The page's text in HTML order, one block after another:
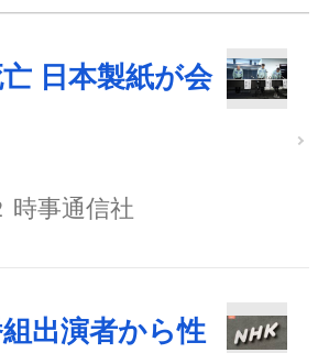
日本製紙が会
時事通信社
出演者から性